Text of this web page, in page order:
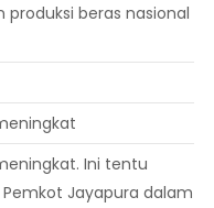
beras nasional
Ini tentu
Jayapura dalam